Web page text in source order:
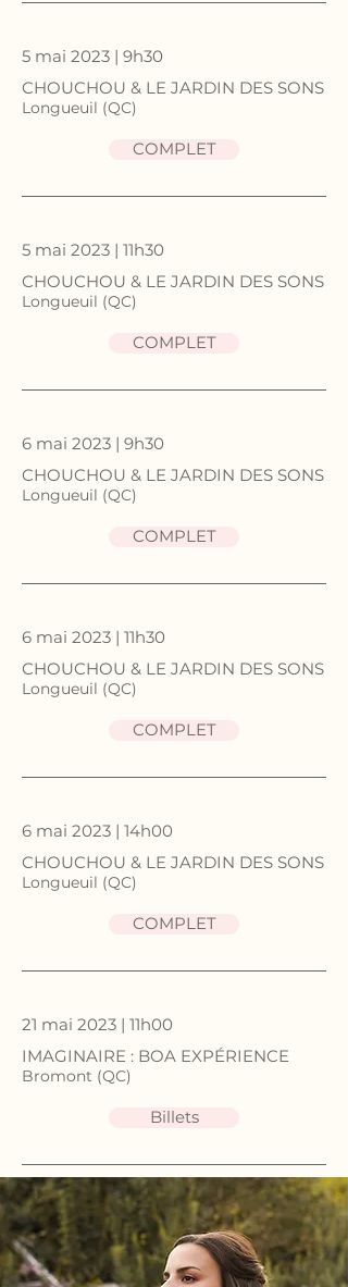
5 mai 2023 | 9h30
CHOUCHOU & LE JARDIN DES SONS
Longueuil (QC)
COMPLET
5 mai 2023 | 11h30
CHOUCHOU & LE JARDIN DES SONS
Longueuil (QC)
COMPLET
6 mai 2023 | 9h30
CHOUCHOU & LE JARDIN DES SONS
Longueuil (QC)
COMPLET
6 mai 2023 | 11h30
CHOUCHOU & LE JARDIN DES SONS
Longueuil (QC)
COMPLET
6 mai 2023 | 14h00
CHOUCHOU & LE JARDIN DES SONS
Longueuil (QC)
COMPLET
21 mai 2023 | 11h00
IMAGINAIRE : BOA EXPÉRIENCE
Bromont (QC)
Billets